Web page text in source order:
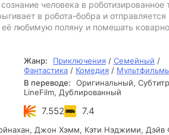
человека в роботизированное
в робота-бобра и отправляется
любимую поляну и помешать
Жанр: Приключения / Семейный /
Фантастика / Комедия /
В переводе:
Оригинальный,
LineFilm, Дублированный
7.552 7.4
Джон Хэмм, Кэти Нэджими, Дэйв